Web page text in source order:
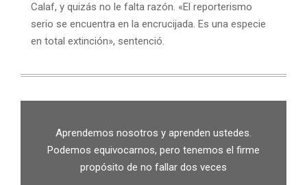
Calaf, y quizás no le falta razón. «El reporterismo
serio se encuentra en la encrucijada. Es una especie
en total extinción», sentenció.
Aprendemos nosotros y aprenden ustedes.
Podemos equivocarnos, pero tenemos el firme
propósito de no fallar dos veces